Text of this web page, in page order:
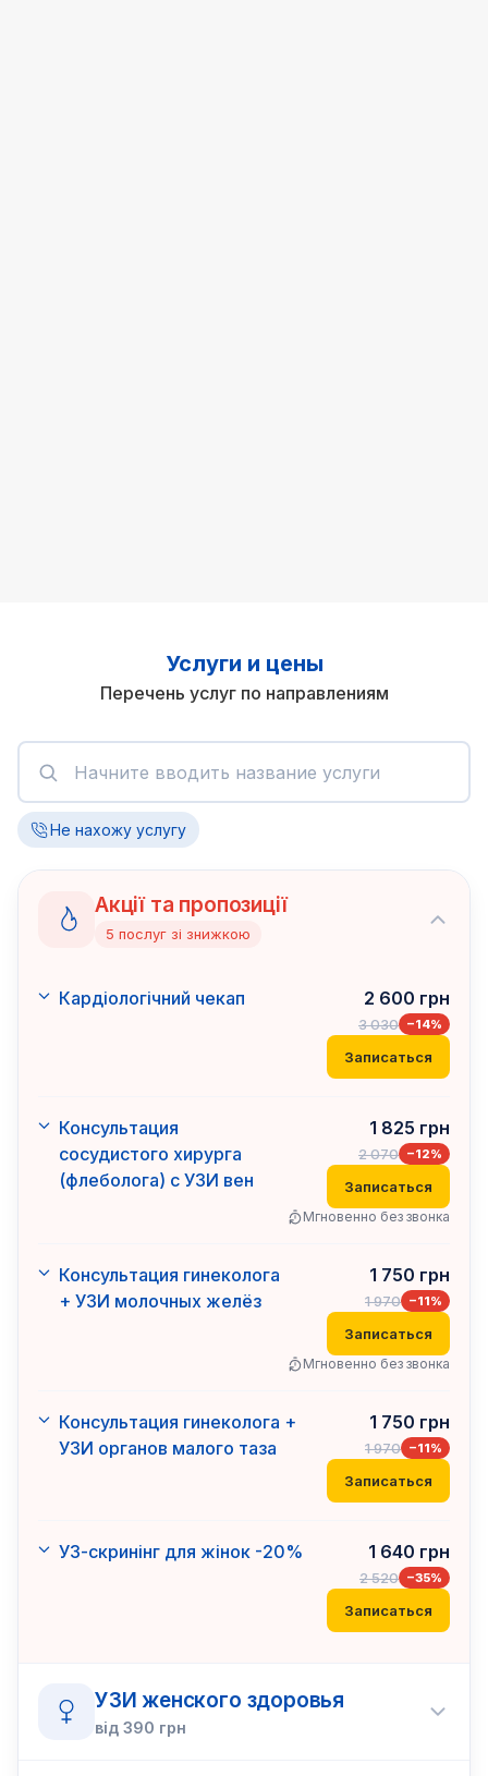
Услуги и цены
Перечень услуг по направлениям
Не нахожу услугу
Акції та пропозиції
5 послуг зі знижкою
Кардіологічний чекап 2 600 грн
3 030 −14%
Записаться
Консультация
сосудистого хирурга
(флеболога) с УЗИ вен
1 825 грн
2 070 −12%
Записаться
Мгновенно без звонка
Консультация гинеколога
+ УЗИ молочных желёз
1 750 грн
1 970 −11%
Записаться
Мгновенно без звонка
Консультация гинеколога +
УЗИ органов малого таза
1 750 грн
1 970 −11%
Записаться
УЗ-скринінг для жінок -20% 1 640 грн
2 520 −35%
Записаться
УЗИ женского здоровья
від 390 грн